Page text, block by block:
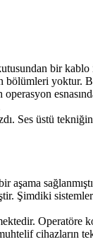
bir
bölümleri
Ses üstü
Şimdiki
Operatöre
cihazların